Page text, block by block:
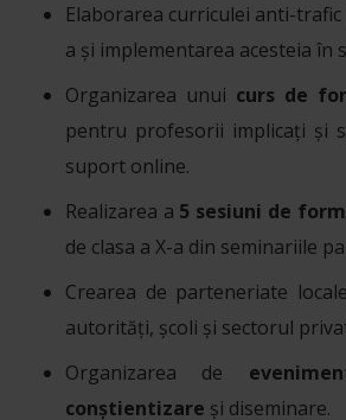
Elaborarea curriculei anti-trafic
a și implementarea acesteia în
Organizarea unui curs de
pentru profesorii implicați și
suport online.
Realizarea a 5 sesiuni de
de clasa a X-a din seminariile
Crearea de parteneriate
autorități, școli și sectorul
Organizarea de
conștientizare și diseminare.